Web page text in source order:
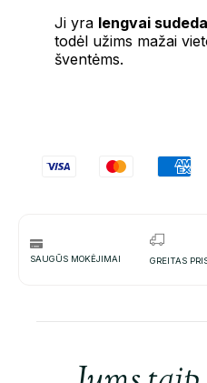
Ji yra lengvai
todėl užims mažai
šventėms.
SAUGŪS MOKĖJIMAI GREITAS